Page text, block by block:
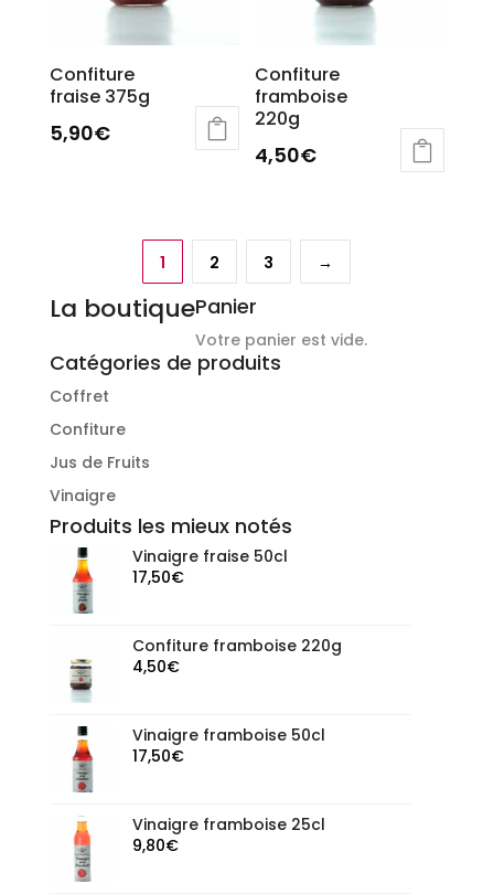
Confiture
fraise 375g
5,90€
Confiture
framboise
220g
4,50€
1 2 3 →
La boutiquePanier
Votre panier est vide.
Catégories de produits
Coffret
Confiture
Jus de Fruits
Vinaigre
Produits les mieux notés
Vinaigre fraise 50cl
17,50€
Confiture framboise 220g
4,50€
Vinaigre framboise 50cl
17,50€
Vinaigre framboise 25cl
9,80€